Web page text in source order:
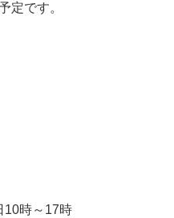
定です。
10時～17時